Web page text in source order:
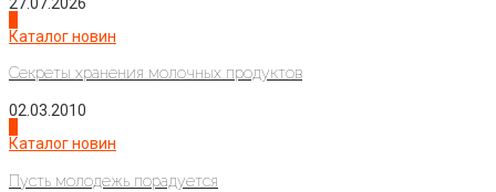
Каталог новин
Секреты хранения молочных продуктов
02.03.2010
Каталог новин
Пусть молодежь порадуется